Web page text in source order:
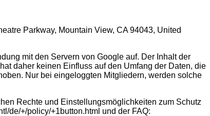
Parkway, Mountain View, CA 94043, United
mit den Servern von Google auf. Der Inhalt der
daher keinen Einfluss auf den Umfang der Daten, die
Nur bei eingeloggten Mitgliedern, werden solche
Rechte und Einstellungsmöglichkeiten zum Schutz
de/+/policy/+1button.html und der FAQ: